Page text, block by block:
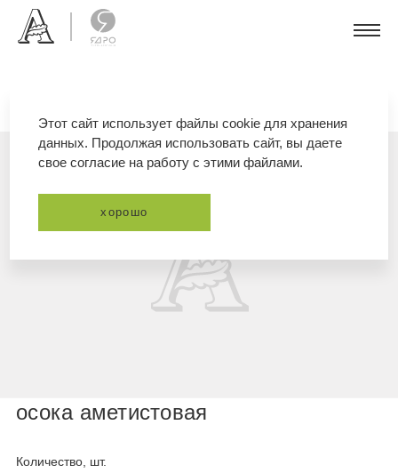
осока аметистовая
Количество, шт.
Этот сайт использует файлы cookie для хранения
данных. Продолжая использовать сайт, вы даете
свое согласие на работу с этими файлами.
хорошо